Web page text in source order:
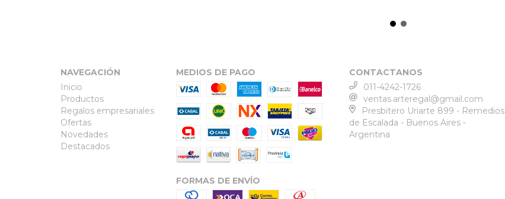
NAVEGACIÓN
Inicio
Productos
Regalos empresariales
Ofertas
Novedades
Destacados
MEDIOS DE PAGO
FORMAS DE ENVÍO
CONTACTANOS
011-4242-1726
ventas.arteregal@gmail.com
Presbitero Uriarte 899 - Remedios
de Escalada - Buenos Aires -
Argentina